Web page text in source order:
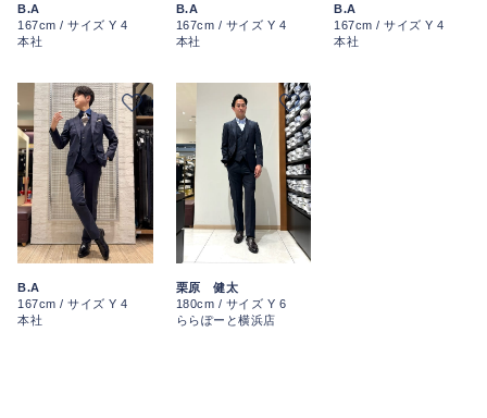
B.A
167cm / サイズ Y 4
本社
B.A
167cm / サイズ Y 4
本社
B.A
167cm / サイズ Y 4
本社
B.A
167cm / サイズ Y 4
本社
栗原 健太
180cm / サイズ Y 6
ららぽーと横浜店